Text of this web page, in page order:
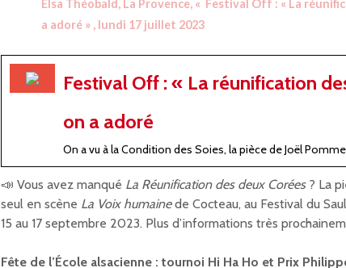
Elsa Théobald, La Provence, « Festival Off : « La
a adoré » , lundi 17 juillet 2023
Festival Off : « La réunification
on a adoré
On a vu à la Condition des Soies, la pièce de Joël
📣 Vous avez manqué La Réunification des deux Corées? La
seul en scène La Voix humainede Cocteau, au Festival du
15 au 17 septembre 2023. Plus d’informations très
Fête de l’École alsacienne : tournoi Hi Ha Ho et Prix